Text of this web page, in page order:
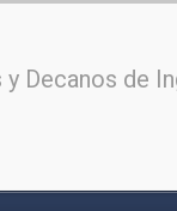
Decanos de